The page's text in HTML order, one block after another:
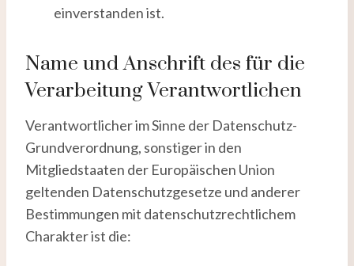
einverstanden ist.
Name und Anschrift des für die
Verarbeitung Verantwortlichen
Verantwortlicher im Sinne der Datenschutz-
Grundverordnung, sonstiger in den
Mitgliedstaaten der Europäischen Union
geltenden Datenschutzgesetze und anderer
Bestimmungen mit datenschutzrechtlichem
Charakter ist die: